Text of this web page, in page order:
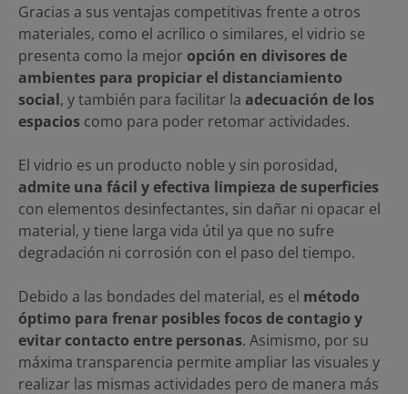
Gracias a sus ventajas competitivas frente a otros
materiales, como el acrílico o similares, el vidrio se
presenta como la mejor opción en divisores de
ambientes para propiciar el distanciamiento
social, y también para facilitar la adecuación de los
espacios como para poder retomar actividades.
El vidrio es un producto noble y sin porosidad,
admite una fácil y efectiva limpieza de superficies
con elementos desinfectantes, sin dañar ni opacar el
material, y tiene larga vida útil ya que no sufre
degradación ni corrosión con el paso del tiempo.
Debido a las bondades del material, es el método
óptimo para frenar posibles focos de contagio y
evitar contacto entre personas. Asimismo, por su
máxima transparencia permite ampliar las visuales y
realizar las mismas actividades pero de manera más